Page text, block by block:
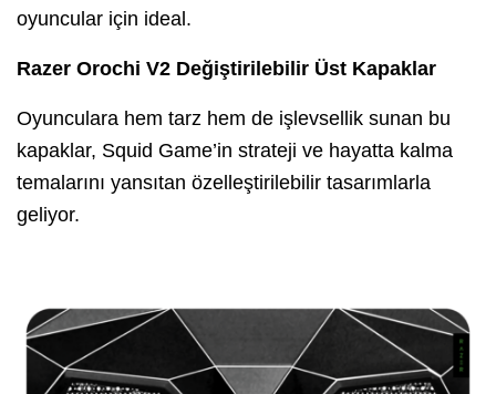
oyuncular için ideal.
Razer Orochi V2 Değiştirilebilir Üst Kapaklar
Oyunculara hem tarz hem de işlevsellik sunan bu
kapaklar, Squid Game’in strateji ve hayatta kalma
temalarını yansıtan özelleştirilebilir tasarımlarla
geliyor.